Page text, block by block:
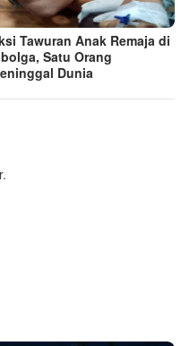
Tawuran Anak Remaja di
Satu Orang
Dunia